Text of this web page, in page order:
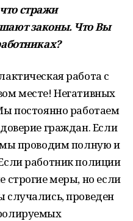
стра­жи
зако­ны. Что Вы
работа с
месте! Негативных
по­стоянно работаем
граждан. Если
проводим полную и
работник полиции
строгие меры, но если
проведен